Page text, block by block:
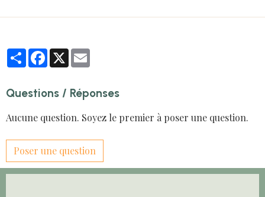
PartagerFacebook
X
Questions / Réponses
Aucune question. Soyez le premier à poser une question.
Poser une question